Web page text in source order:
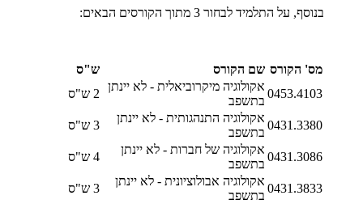
בנוסף, על התלמיד לבחור 3 מתוך הקורסים הבאים:
מס' הקורס שם הקורס
ש"ס
0453.4103
אקולוגיה מיקרוביאלית - לא יינתן
בתשפב
2 ש"ס
0431.3380
אקולוגיה התנהגותית - לא יינתן
בתשפב
3 ש"ס
0431.3086
אקולוגיה של חברות - לא יינתן
בתשפב
4 ש"ס
0431.3833
אקולוגיה אבולוציונית - לא יינתן
בתשפב
3 ש"ס